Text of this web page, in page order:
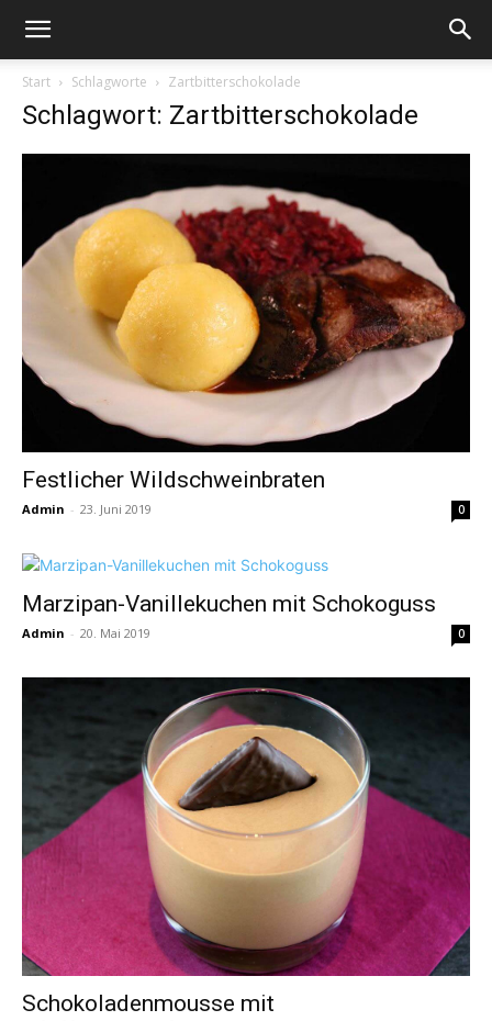
Start Schlagworte Zartbitterschokolade
Schlagwort: Zartbitterschokolade
Festlicher Wildschweinbraten
Admin - 23. Juni 2019 0
Marzipan-Vanillekuchen mit Schokoguss
Admin - 20. Mai 2019 0
Schokoladenmousse mit